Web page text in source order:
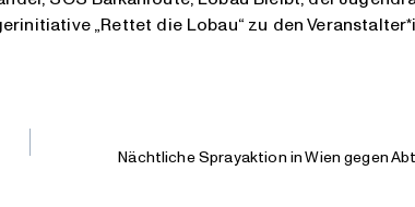
„Rettet die Lobau“ zu den
Nächtliche Sprayaktion in Wien gegen